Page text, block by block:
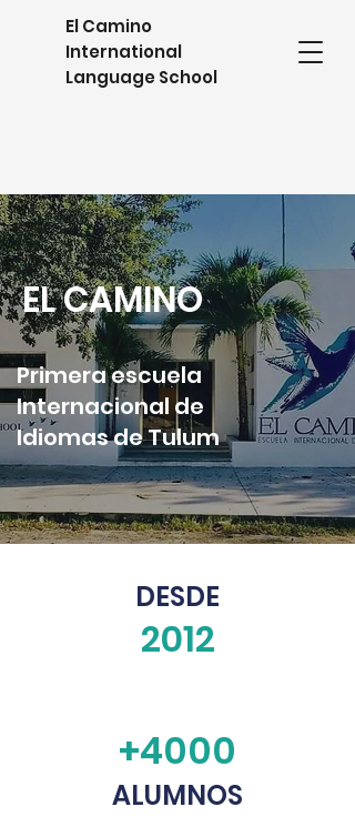
El Camino
International
Language School
EL CAMINO
Primera escuela
Internacional de
Idiomas de Tulum
DESDE
2012
+4000
ALUMNOS